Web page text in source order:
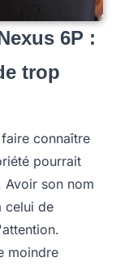
6P :
trop
connaître
pourrait
Avoir son nom
celui de
moindre